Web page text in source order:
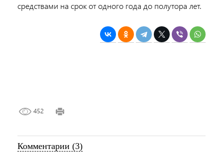
средствами на срок от одного года до полутора лет.
452
Комментарии (3)